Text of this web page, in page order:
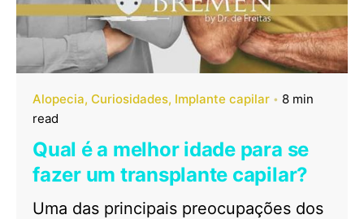
Alopecia Curiosidades Implante capilar
8 min
read
Qual é a melhor idade para se
fazer um transplante capilar?
Uma das principais preocupações dos